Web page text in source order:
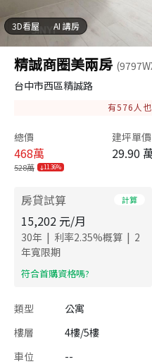
3D看屋 AI 講房
精誠商圈美兩房
台中市西區精誠路
有576 人
總價
468萬
528萬 11.36%
建坪單價
29.90
房貸試算 計算
15,202 元/月
30年 | 利率2.35%概算 | 2
年寬限期
​符合首購資格嗎?
類型 公寓
樓層
4樓/5樓
車位
--